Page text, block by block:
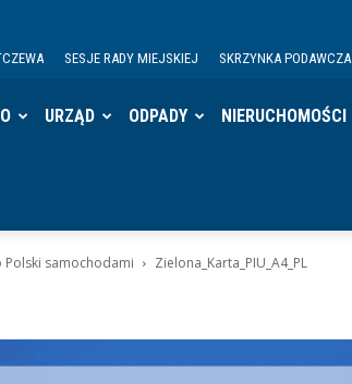
SESJE RADY MIEJSKIEJ SKRZYNKA PODAWCZA
URZĄD ODPADY NIERUCHOMOŚCI
samochodami Zielona_Karta_PIU_A4_PL